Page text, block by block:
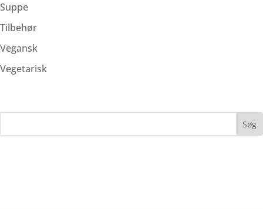
Suppe
Tilbehør
Vegansk
Vegetarisk